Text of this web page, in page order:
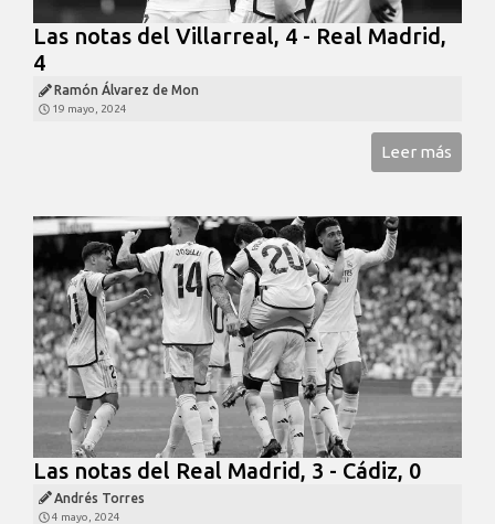
Las notas del Villarreal, 4 - Real Madrid,
4
Ramón Álvarez de Mon
19 mayo, 2024
Leer más
Las notas del Real Madrid, 3 - Cádiz, 0
Andrés Torres
4 mayo, 2024